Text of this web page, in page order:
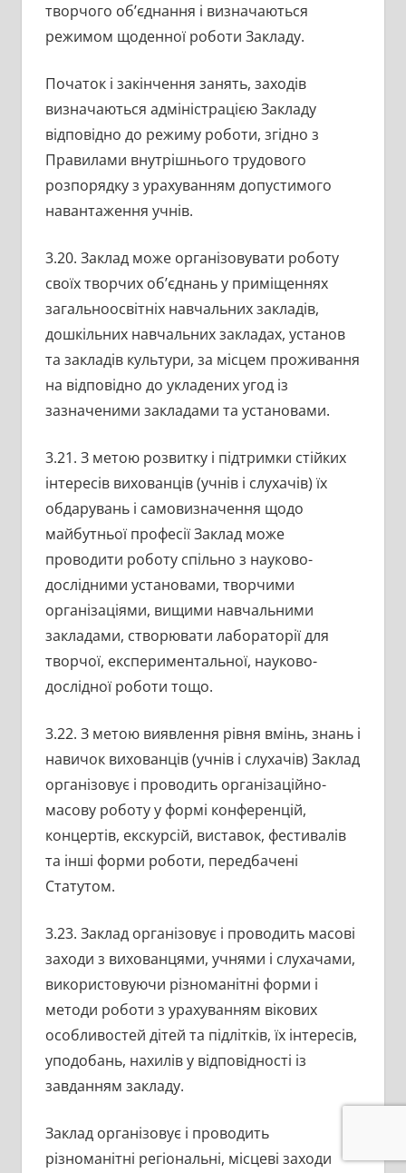
творчого об’єднання і визначаються
режимом щоденної роботи Закладу.
Початок і закінчення занять, заходів
визначаються адміністрацією Закладу
відповідно до режиму роботи, згідно з
Правилами внутрішнього трудового
розпорядку з урахуванням допустимого
навантаження учнів.
3.20. Заклад може організовувати роботу
своїх творчих об’єднань у приміщеннях
загальноосвітніх навчальних закладів,
дошкільних навчальних закладах, установ
та закладів культури, за місцем проживання
на відповідно до укладених угод із
зазначеними закладами та установами.
3.21. З метою розвитку і підтримки стійких
інтересів вихованців (учнів і слухачів) їх
обдарувань і самовизначення щодо
майбутньої професії Заклад може
проводити роботу спільно з науково-
дослідними установами, творчими
організаціями, вищими навчальними
закладами, створювати лабораторії для
творчої, експериментальної, науково-
дослідної роботи тощо.
3.22. З метою виявлення рівня вмінь, знань і
навичок вихованців (учнів і слухачів) Заклад
організовує і проводить організаційно-
масову роботу у формі конференцій,
концертів, екскурсій, виставок, фестивалів
та інші форми роботи, передбачені
Статутом.
3.23. Заклад організовує і проводить масові
заходи з вихованцями, учнями і слухачами,
використовуючи різноманітні форми і
методи роботи з урахуванням вікових
особливостей дітей та підлітків, їх інтересів,
уподобань, нахилів у відповідності із
завданням закладу.
Заклад організовує і проводить
різноманітні регіональні, місцеві заходи